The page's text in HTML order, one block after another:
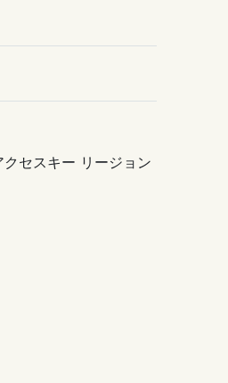
セスキー リージョン